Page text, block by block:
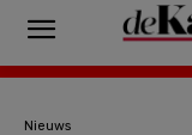
Nieuws